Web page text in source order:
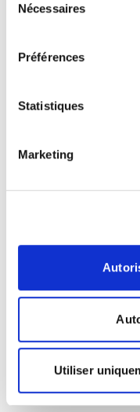
Nécessaires
Préférences
Statistiques
Marketing
Utiliser